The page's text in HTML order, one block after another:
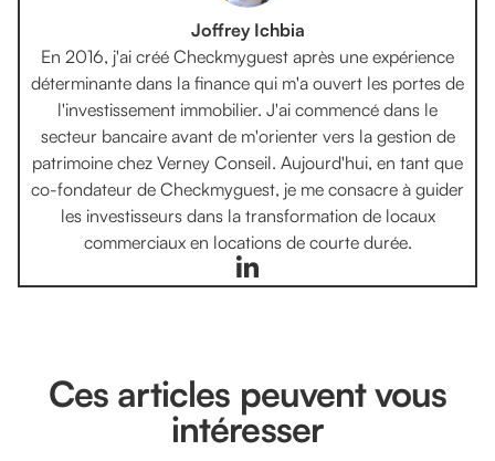
Joffrey Ichbia
En 2016, j'ai créé Checkmyguest après une expérience
déterminante dans la finance qui m'a ouvert les portes de
l'investissement immobilier. J'ai commencé dans le
secteur bancaire avant de m'orienter vers la gestion de
patrimoine chez Verney Conseil. Aujourd'hui, en tant que
co-fondateur de Checkmyguest, je me consacre à guider
les investisseurs dans la transformation de locaux
commerciaux en locations de courte durée.
Ces articles peuvent vous
intéresser